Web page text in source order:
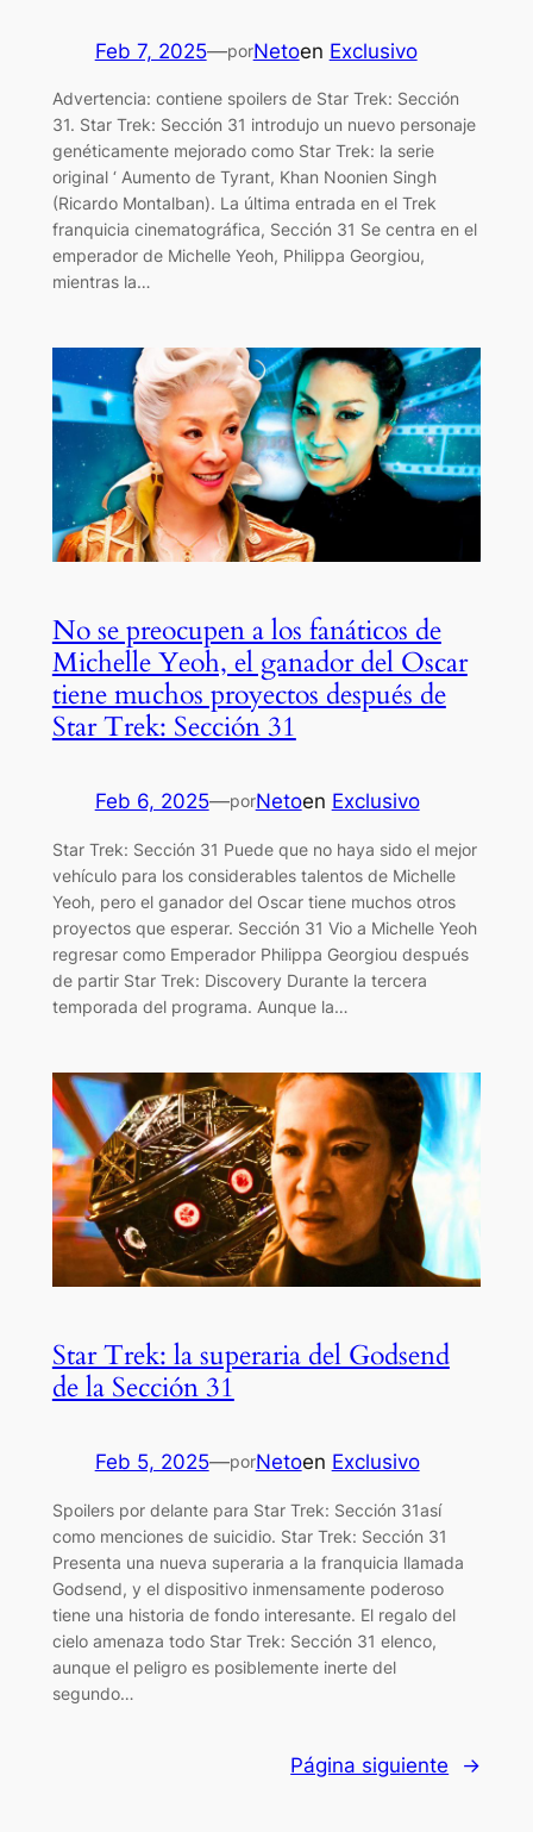
Feb 7, 2025—porNetoen Exclusivo
Advertencia: contiene spoilers de Star Trek: Sección
31. Star Trek: Sección 31 introdujo un nuevo personaje
genéticamente mejorado como Star Trek: la serie
original ‘ Aumento de Tyrant, Khan Noonien Singh
(Ricardo Montalban). La última entrada en el Trek
franquicia cinematográfica, Sección 31 Se centra en el
emperador de Michelle Yeoh, Philippa Georgiou,
mientras la…
No se preocupen a los fanáticos de
Michelle Yeoh, el ganador del Oscar
tiene muchos proyectos después de
Star Trek: Sección 31
Feb 6, 2025—porNetoen Exclusivo
Star Trek: Sección 31 Puede que no haya sido el mejor
vehículo para los considerables talentos de Michelle
Yeoh, pero el ganador del Oscar tiene muchos otros
proyectos que esperar. Sección 31 Vio a Michelle Yeoh
regresar como Emperador Philippa Georgiou después
de partir Star Trek: Discovery Durante la tercera
temporada del programa. Aunque la…
Star Trek: la superaria del Godsend
de la Sección 31
Feb 5, 2025—porNetoen Exclusivo
Spoilers por delante para Star Trek: Sección 31así
como menciones de suicidio. Star Trek: Sección 31
Presenta una nueva superaria a la franquicia llamada
Godsend, y el dispositivo inmensamente poderoso
tiene una historia de fondo interesante. El regalo del
cielo amenaza todo Star Trek: Sección 31 elenco,
aunque el peligro es posiblemente inerte del
segundo…
Página siguiente →